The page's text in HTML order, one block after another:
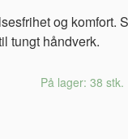
og komfort.
tungt håndverk.
På lager: 38 stk.